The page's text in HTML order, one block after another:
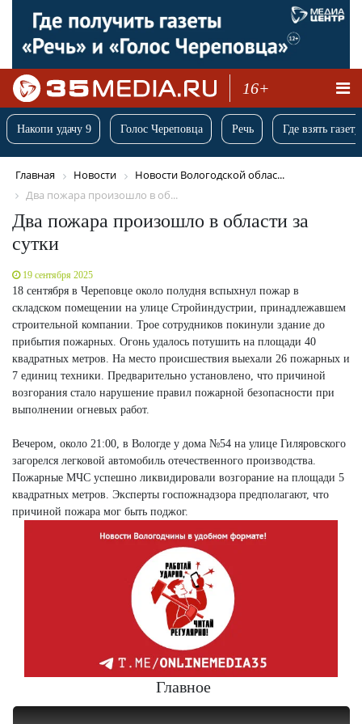
16+
Накопи удачу 9 Голос Череповца Речь Где взять
Главная Новости
Новости Вологодской облас...
Два пожара произошло в об...
Два пожара произошло в области за
сутки
19 сентября 2025
18 сентября в Череповце около полудня вспыхнул пожар в
складском помещении на улице Стройиндустрии, принадлежавшем
строительной компании. Трое сотрудников покинули здание до
прибытия пожарных. Огонь удалось потушить на площади 40
квадратных метров. На место происшествия выехали 26 пожарных и
7 единиц техники. Предварительно установлено, что причиной
возгорания стало нарушение правил пожарной безопасности при
выполнении огневых работ.
Вечером, около 21:00, в Вологде у дома №54 на улице Гиляровского
загорелся легковой автомобиль отечественного производства.
Пожарные МЧС успешно ликвидировали возгорание на площади 5
квадратных метров. Эксперты госпожнадзора предполагают, что
причиной пожара мог быть поджог.
Главное